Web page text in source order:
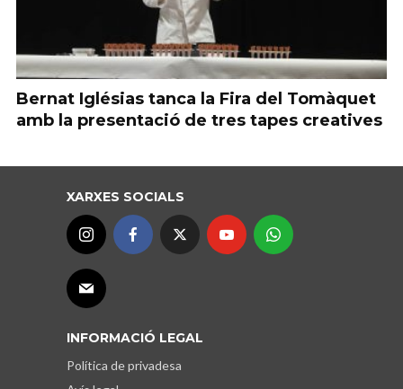
Bernat Iglésias tanca la Fira del Tomàquet
amb la presentació de tres tapes creatives
XARXES SOCIALS
INFORMACIÓ LEGAL
Política de privadesa